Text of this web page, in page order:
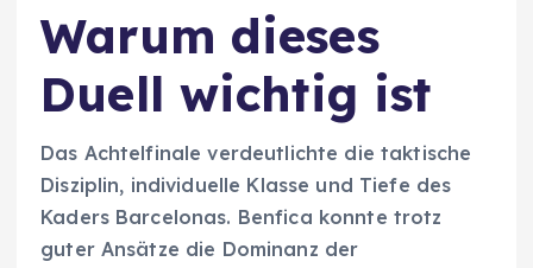
Warum dieses
Duell wichtig ist
Das Achtelfinale verdeutlichte die taktische
Disziplin, individuelle Klasse und Tiefe des
Kaders Barcelonas. Benfica konnte trotz
guter Ansätze die Dominanz der